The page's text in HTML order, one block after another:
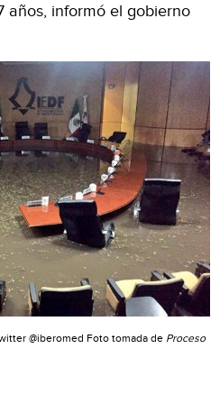
años, informó el gobierno
@iberomed Foto tomada de Proceso